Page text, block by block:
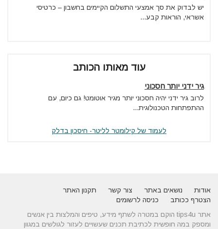
יש לבדוק את סך אמצעי התשלום הקיימים בחשבון – כרטיסי
אשראי, הוראות קבע...
עוד מאותו הכותב
גיר ידני יותר חסכוני
לרוב גיר ידני יהיה חסכוני יותר מגיר אוטומט! גם כיום, עם
ההתפתחות הטכנולוגית...
לעמוד של קילומטר לליטר- חיסכון בדלק
אודות נושאים באתר צור קשר
תקנון האתר
הצטרף ככותב
כניסה לרשומים
אתר tips4u הוקם במטרה לשתף מידע, טיפים והמלצות בין אנשים
ומספק במה חופשית לכתיבת תכנים שעשויים לעזור לגולשים במגוון